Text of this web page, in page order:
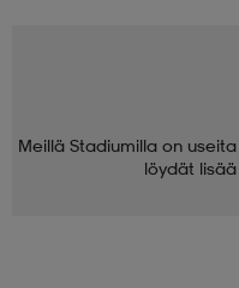
Meillä Stadiumilla on
löydät